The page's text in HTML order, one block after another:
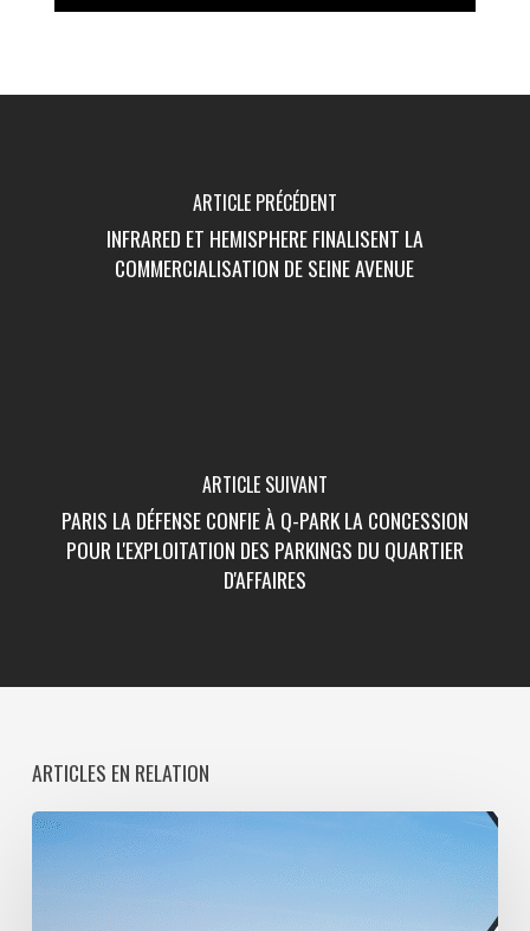
ARTICLE PRÉCÉDENT
INFRARED ET HEMISPHERE FINALISENT LA
COMMERCIALISATION DE SEINE AVENUE
ARTICLE SUIVANT
PARIS LA DÉFENSE CONFIE À Q-PARK LA CONCESSION
POUR L'EXPLOITATION DES PARKINGS DU QUARTIER
D'AFFAIRES
ARTICLES EN RELATION
Paris
La
Défense